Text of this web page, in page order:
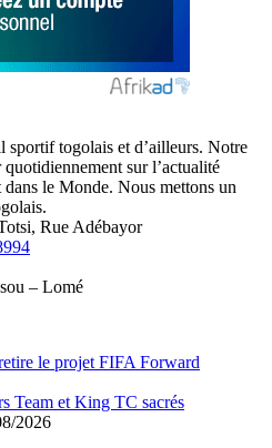
sportif togolais et d’ailleurs. Notre
sur l’actualité
le Monde. Nous mettons un
Rue Adébayor
– Lomé
le projet FIFA Forward
Team et King TC sacrés
2026